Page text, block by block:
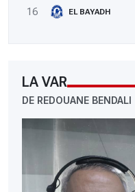
16
EL BAYADH
LA VAR
DE REDOUANE BENDALI